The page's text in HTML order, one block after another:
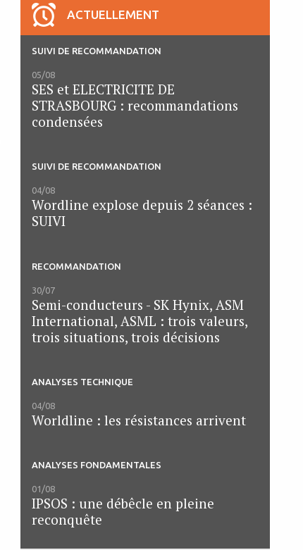
ACTUELLEMENT
SUIVI DE RECOMMANDATION
05/08
SES et ELECTRICITE DE
STRASBOURG : recommandations
condensées
SUIVI DE RECOMMANDATION
04/08
Wordline explose depuis 2 séances :
SUIVI
RECOMMANDATION
30/07
Semi-conducteurs - SK Hynix, ASM
International, ASML : trois valeurs,
trois situations, trois décisions
ANALYSES TECHNIQUE
04/08
Worldline : les résistances arrivent
ANALYSES FONDAMENTALES
01/08
IPSOS : une débêcle en pleine
reconquête